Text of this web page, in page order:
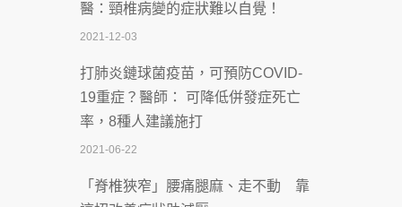
智慧 醫療布局
2026-07-06
【115年臺北市「防癌保衛戰：健康好禮
一手刮」】 宣導
2026-07-02
2026-07-02
醫：頸椎病變的症狀難以自覺！
2021-12-03
打肺炎鏈球菌疫苗，可預防COVID-
19重症？醫師： 可降低併發症死亡
率，8種人建議施打
2021-06-22
「脊椎狹窄」腰痛腿麻、走不動 靠